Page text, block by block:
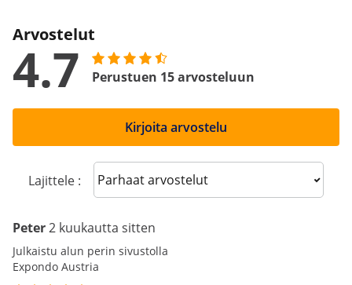
Arvostelut
4.7 Perustuen 15 arvosteluun
Kirjoita arvostelu
Lajittele : Sort reviews
Peter2 kuukautta sitten
Julkaistu alun perin sivustolla
Expondo Austria